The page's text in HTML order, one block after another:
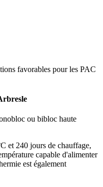
favorables pour les PAC
ou bibloc haute
et 240 jours de chauffage,
capable d'alimenter
est également